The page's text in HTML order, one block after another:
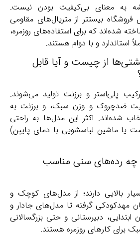
به معنای بی‌کیفیت بودن نیست.
بیستتر از متریال‌های مقاومی
شده‌اند که برای استفاده‌های روزمره،
استاندارد و با دوام هستند.
از چیست و آیا قابل
پلی‌استر و برزنت تولید می‌شوند.
ضدچروک و وزن سبک، و برزنت به
شده‌اند. اکثر این مدل‌ها به راحتی
ماشین لباسشویی با دمای پایین)
چه رده‌های سنی مناسب
بالایی دارند؛ از مدل‌های کوچک و
مهدکودکی گرفته تا مدل‌های جادار و
ابتدایی، دبیرستانی و حتی بزرگسالانی
برای کارهای روزمره هستند.